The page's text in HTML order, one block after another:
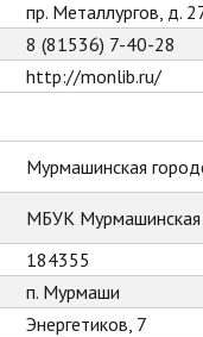
пр. Металлургов, д.
8 (81536) 7-40-28
http://monlib.ru/
Мурмашинская
МБУК Мурмашинская
184355
п. Мурмаши
Энергетиков, 7